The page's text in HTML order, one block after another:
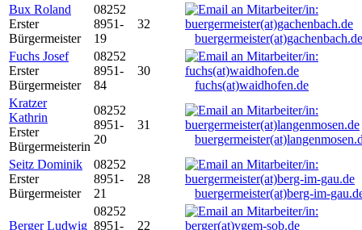
Bux Roland
Erster
Bürgermeister
08252
8951-
19
32
buergermeister(at)gachenbach.de
Fuchs Josef
Erster
Bürgermeister
08252
8951-
84
30
fuchs(at)waidhofen.de
Kratzer
Kathrin
Erster
Bürgermeisterin
08252
8951-
20
31
Seitz Dominik
Erster
Bürgermeister
08252
8951-
21
28
buergermeister(at)berg-im-
Berger Ludwig
08252
8951-
22